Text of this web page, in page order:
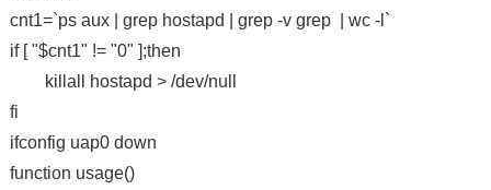
cnt1=`ps aux | grep hostapd | grep -v grep | wc -l`
if [ "$cnt1" != "0" ];then
killall hostapd > /dev/null
fi
ifconfig uap0 down
function usage()